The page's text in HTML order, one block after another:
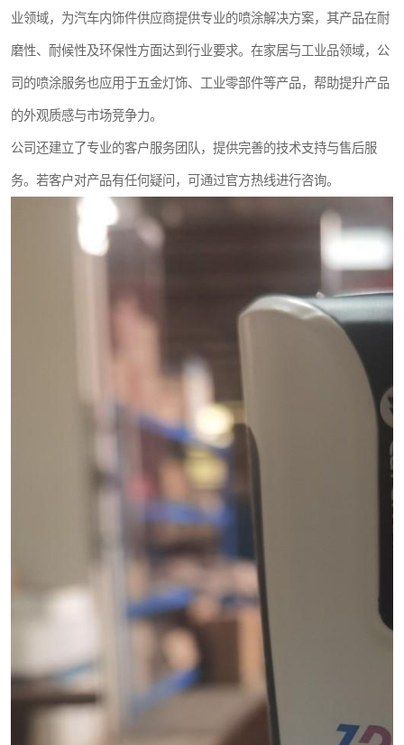
业领域，为汽车内饰件供应商提供专业的喷涂解决方案，其产品在耐
磨性、耐候性及环保性方面达到行业要求。在家居与工业品领域，公
司的喷涂服务也应用于五金灯饰、工业零部件等产品，帮助提升产品
的外观质感与市场竞争力。
公司还建立了专业的客户服务团队，提供完善的技术支持与售后服
务。若客户对产品有任何疑问，可通过官方热线进行咨询。